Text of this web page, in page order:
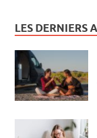
LES DERNIERS